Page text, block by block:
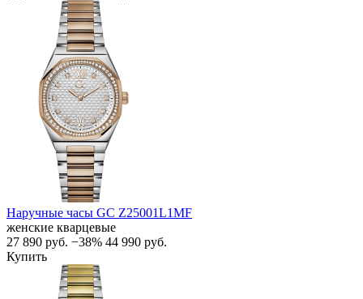
Наручные часы GC Z25001L1MF
женские кварцевые
27 890 руб. −38% 44 990 руб.
Купить